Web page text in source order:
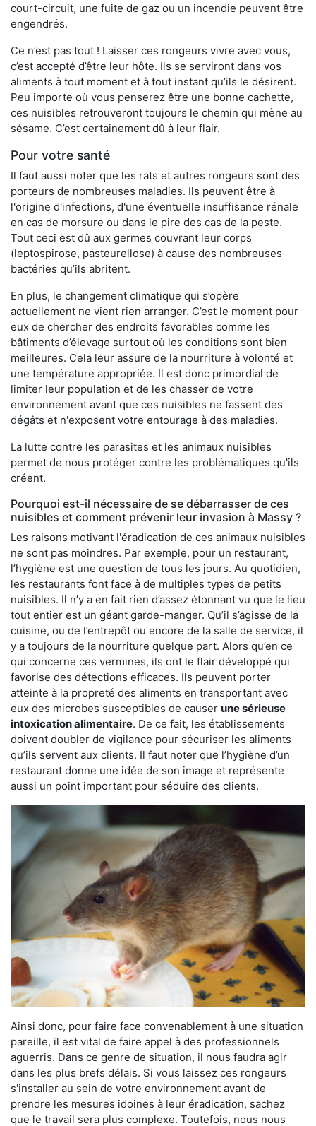
court-circuit, une fuite de gaz ou un incendie peuvent être
engendrés.
Ce n’est pas tout ! Laisser ces rongeurs vivre avec vous,
c’est accepté d’être leur hôte. Ils se serviront dans vos
aliments à tout moment et à tout instant qu’ils le désirent.
Peu importe où vous penserez être une bonne cachette,
ces nuisibles retrouveront toujours le chemin qui mène au
sésame. C’est certainement dû à leur flair.
Pour votre santé
Il faut aussi noter que les rats et autres rongeurs sont des
porteurs de nombreuses maladies. Ils peuvent être à
l'origine d'infections, d'une éventuelle insuffisance rénale
en cas de morsure ou dans le pire des cas de la peste.
Tout ceci est dû aux germes couvrant leur corps
(leptospirose, pasteurellose) à cause des nombreuses
bactéries qu’ils abritent.
En plus, le changement climatique qui s’opère
actuellement ne vient rien arranger. C’est le moment pour
eux de chercher des endroits favorables comme les
bâtiments d’élevage surtout où les conditions sont bien
meilleures. Cela leur assure de la nourriture à volonté et
une température appropriée. Il est donc primordial de
limiter leur population et de les chasser de votre
environnement avant que ces nuisibles ne fassent des
dégâts et n'exposent votre entourage à des maladies.
La lutte contre les parasites et les animaux nuisibles
permet de nous protéger contre les problématiques qu'ils
créent.
Pourquoi est-il nécessaire de se débarrasser de ces
nuisibles et comment prévenir leur invasion à Massy ?
Les raisons motivant l'éradication de ces animaux nuisibles
ne sont pas moindres. Par exemple, pour un restaurant,
l’hygiène est une question de tous les jours. Au quotidien,
les restaurants font face à de multiples types de petits
nuisibles. Il n’y a en fait rien d’assez étonnant vu que le lieu
tout entier est un géant garde-manger. Qu’il s’agisse de la
cuisine, ou de l’entrepôt ou encore de la salle de service, il
y a toujours de la nourriture quelque part. Alors qu’en ce
qui concerne ces vermines, ils ont le flair développé qui
favorise des détections efficaces. Ils peuvent porter
atteinte à la propreté des aliments en transportant avec
eux des microbes susceptibles de causer une sérieuse
intoxication alimentaire. De ce fait, les établissements
doivent doubler de vigilance pour sécuriser les aliments
qu’ils servent aux clients. Il faut noter que l’hygiène d’un
restaurant donne une idée de son image et représente
aussi un point important pour séduire des clients.
Ainsi donc, pour faire face convenablement à une situation
pareille, il est vital de faire appel à des professionnels
aguerris. Dans ce genre de situation, il nous faudra agir
dans les plus brefs délais. Si vous laissez ces rongeurs
s'installer au sein de votre environnement avant de
prendre les mesures idoines à leur éradication, sachez
que le travail sera plus complexe. Toutefois, nous nous